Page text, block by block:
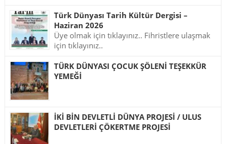
Türk Dünyası Tarih Kültür Dergisi –
Haziran 2026
Üye olmak için tıklayınız.. Fihristlere ulaşmak
için tıklayınız..
TÜRK DÜNYASI ÇOCUK ŞÖLENİ TEŞEKKÜR
YEMEĞİ
İKİ BİN DEVLETLİ DÜNYA PROJESİ / ULUS
DEVLETLERİ ÇÖKERTME PROJESİ